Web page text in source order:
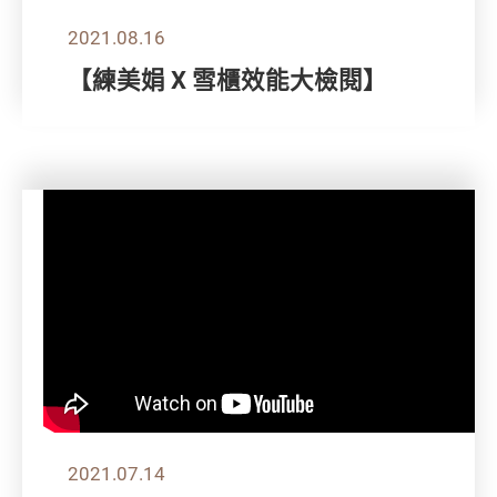
2021.08.16
【練美娟 X 雪櫃效能大檢閱】
2021.07.14